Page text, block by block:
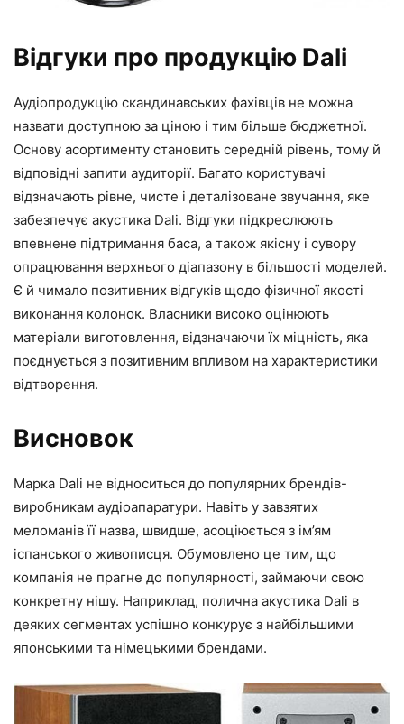
Відгуки про продукцію Dali
Аудіопродукцію скандинавських фахівців не можна
назвати доступною за ціною і тим більше бюджетної.
Основу асортименту становить середній рівень, тому й
відповідні запити аудиторії. Багато користувачі
відзначають рівне, чисте і деталізоване звучання, яке
забезпечує акустика Dali. Відгуки підкреслюють
впевнене підтримання баса, а також якісну і сувору
опрацювання верхнього діапазону в більшості моделей.
Є й чимало позитивних відгуків щодо фізичної якості
виконання колонок. Власники високо оцінюють
матеріали виготовлення, відзначаючи їх міцність, яка
поєднується з позитивним впливом на характеристики
відтворення.
Висновок
Марка Dali не відноситься до популярних брендів-
виробникам аудіоапаратури. Навіть у завзятих
меломанів її назва, швидше, асоціюється з ім’ям
іспанського живописця. Обумовлено це тим, що
компанія не прагне до популярності, займаючи свою
конкретну нішу. Наприклад, полична акустика Dali в
деяких сегментах успішно конкурує з найбільшими
японськими та німецькими брендами.